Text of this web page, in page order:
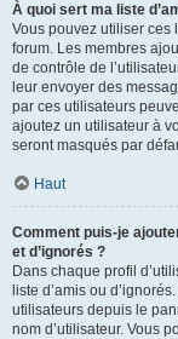
À quoi sert ma liste
Vous pouvez utiliser ces
forum. Les membres
de contrôle de
leur envoyer des
par ces utilisateurs
ajoutez un utilisateur à
seront masqués par
Haut
Comment puis-je
et d’ignorés ?
Dans chaque profil
liste d’amis ou
utilisateurs depuis le
nom d’utilisateur. Vous